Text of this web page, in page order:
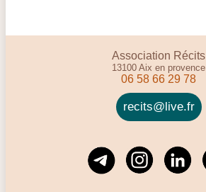
Association Récits
13100 Aix en provence
06 58 66 29 78
recits@live.fr